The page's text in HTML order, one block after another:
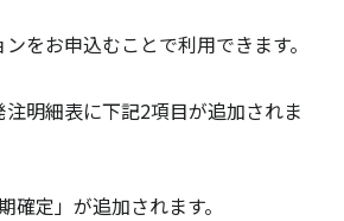
をお申込むことで利用できます。
明細表に下記2項目が追加されま
確定」が追加されます。